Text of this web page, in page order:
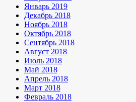
Январь 2019
Декабрь 2018
Ноябрь 2018
Октябрь 2018
Сентябрь 2018
Август 2018
Июль 2018
Май 2018
Апрель 2018
Март 2018
Февраль 2018